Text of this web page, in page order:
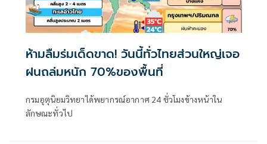
ห้ามลืมร่มเด็ดขาด! วันนี้ทั่วไทยส่วนใหญ่เจอ
ฝนถล่มหนัก 70%ของพื้นที่
กรมอุตุนิยมวิทยาได้พยากรณ์อากาศ 24 ชั่วโมงข้างหน้าใน
ลักษณะทั่วไป